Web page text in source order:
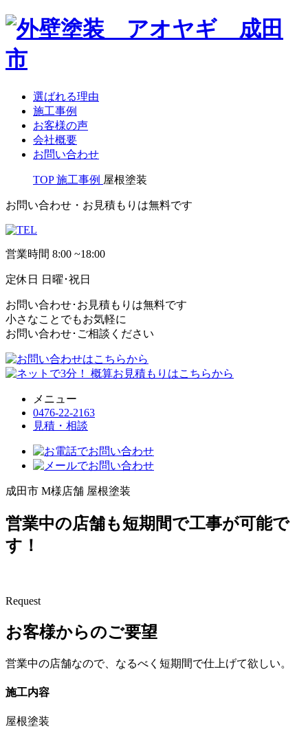
選ばれる理由
施工事例
お客様の声
会社概要
お問い合わせ
TOP 施工事例 屋根塗装
お問い合わせ・お見積もりは無料です
営業時間 8:00 ~18:00
定休日 日曜･祝日
お問い合わせ･お見積もりは無料です
小さなことでもお気軽に
お問い合わせ･ご相談ください
メニュー
0476-22-2163
見積・相談
成田市 M様店舗 屋根塗装
営業中の店舗も短期間で工事が可能で
す！
Request
お客様からのご要望
営業中の店舗なので、なるべく短期間で仕上げて欲しい。
施工内容
屋根塗装